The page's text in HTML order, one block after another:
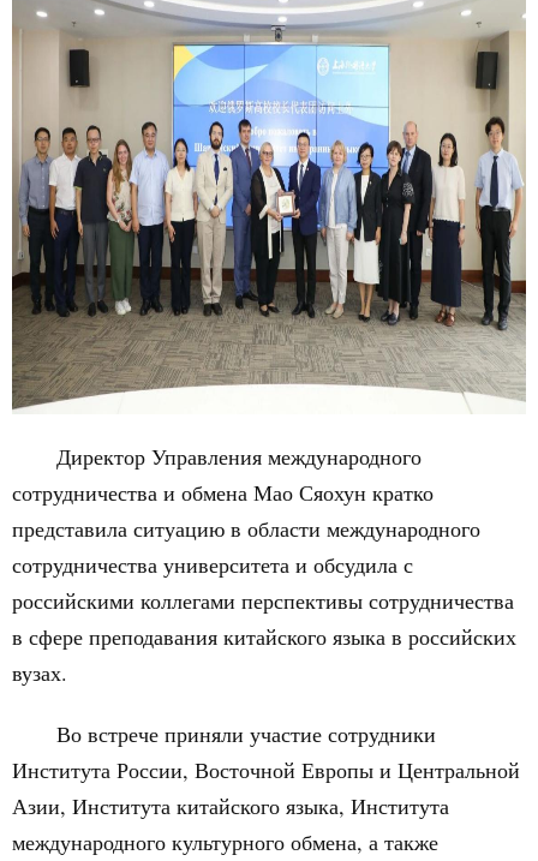
Директор Управления международного
сотрудничества и обмена Мао Сяохун кратко
представила ситуацию в области международного
сотрудничества университета и обсудила с
российскими коллегами перспективы сотрудничества
в сфере преподавания китайского языка в российских
вузах.
Во встрече приняли участие сотрудники
Института России, Восточной Европы и Центральной
Азии, Института китайского языка, Института
международного культурного обмена, а также